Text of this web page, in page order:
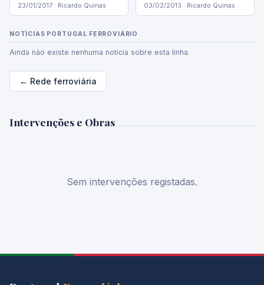
23/01/2017 · Ricardo Quinas 03/02/2013 · Ricardo Quinas
NOTÍCIAS PORTUGAL FERROVIÁRIO
Ainda não existe nenhuma notícia sobre esta linha.
← Rede ferroviária
Intervenções e Obras
Sem intervenções registadas.